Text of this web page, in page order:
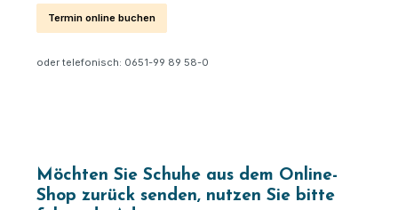
Termin online buchen
oder telefonisch: 0651-99 89 58-0
Möchten Sie Schuhe aus dem Online-
Shop zurück senden, nutzen Sie bitte